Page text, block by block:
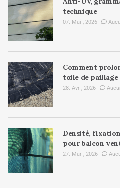
technique
07. Mai , 2026
Comment
toile de paillage
28. Avr , 2026
Densité,
pour balcon
27. Mar , 2026